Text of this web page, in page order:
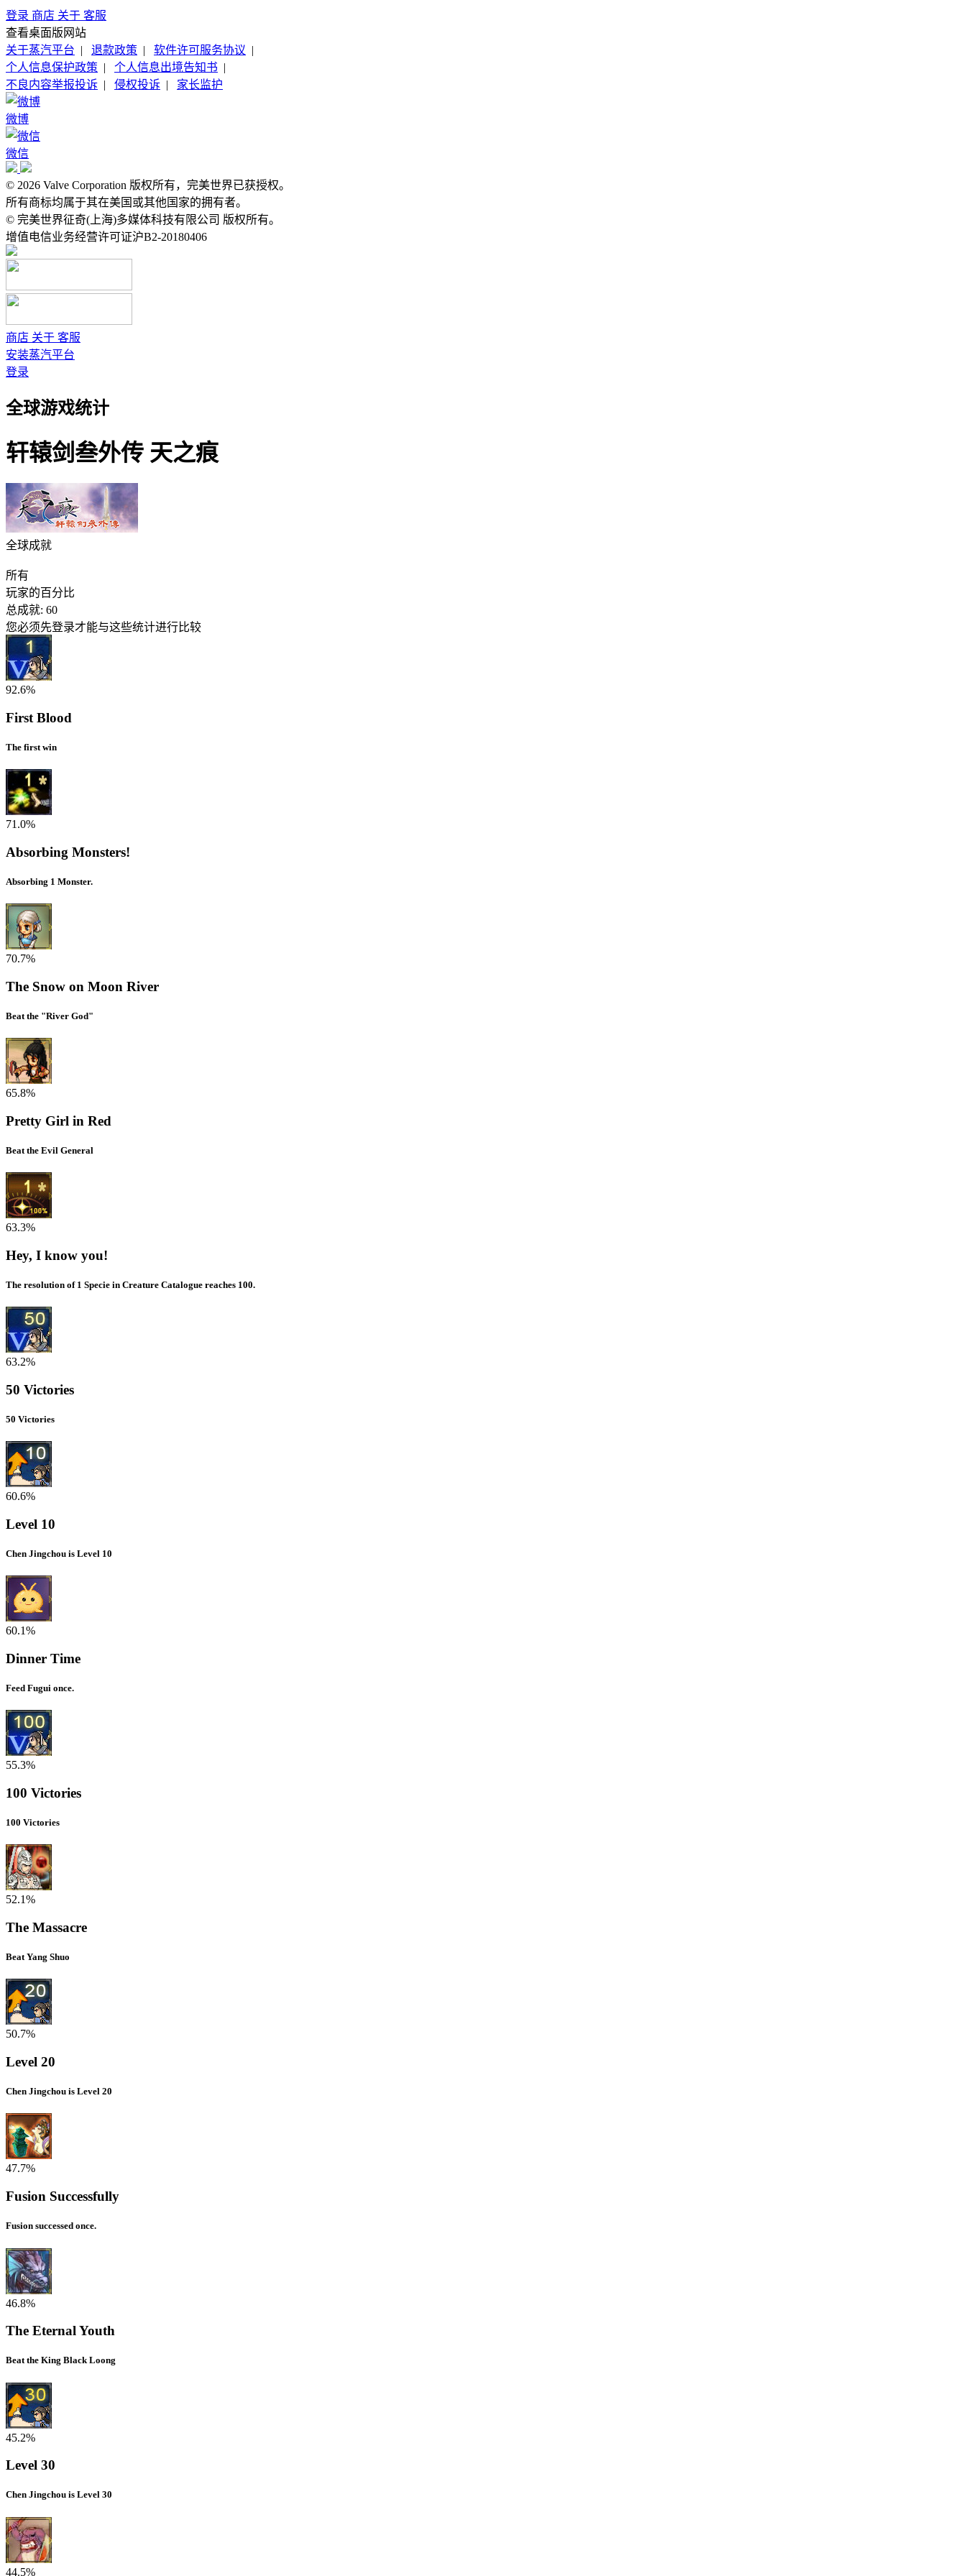
登录 商店 关于 客服
查看桌面版网站
关于蒸汽平台 | 退款政策 | 软件许可服务协议 |
个人信息保护政策 | 个人信息出境告知书 |
不良内容举报投诉 | 侵权投诉 | 家长监护
微博
微信
© 2026 Valve Corporation 版权所有，完美世界已获授权。
所有商标均属于其在美国或其他国家的拥有者。
© 完美世界征奇(上海)多媒体科技有限公司 版权所有。
增值电信业务经营许可证沪B2-20180406
商店 关于 客服
安装蒸汽平台
登录
全球游戏统计
轩辕剑叁外传 天之痕
全球成就
所有
玩家的百分比
总成就: 60
您必须先登录才能与这些统计进行比较
92.6%
First Blood
The first win
71.0%
Absorbing Monsters!
Absorbing 1 Monster.
70.7%
The Snow on Moon River
Beat the "River God"
65.8%
Pretty Girl in Red
Beat the Evil General
63.3%
Hey, I know you!
The resolution of 1 Specie in Creature Catalogue reaches 100.
63.2%
50 Victories
50 Victories
60.6%
Level 10
Chen Jingchou is Level 10
60.1%
Dinner Time
Feed Fugui once.
55.3%
100 Victories
100 Victories
52.1%
The Massacre
Beat Yang Shuo
50.7%
Level 20
Chen Jingchou is Level 20
47.7%
Fusion Successfully
Fusion successed once.
46.8%
The Eternal Youth
Beat the King Black Loong
45.2%
Level 30
Chen Jingchou is Level 30
44.5%